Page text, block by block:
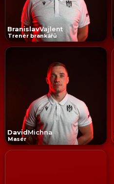
Trenér brankářů
BranislavVajlent
Masér
DavidMichna